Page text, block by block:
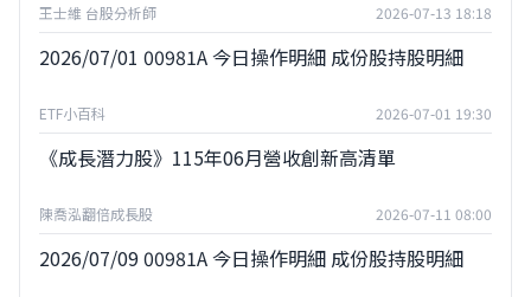
王士維 台股分析師 2026-07-13 18:18
2026/07/01 00981A 今日操作明細 成份股持股明細
ETF小百科 2026-07-01 19:30
《成長潛力股》115年06月營收創新高清單
陳喬泓翻倍成長股 2026-07-11 08:00
2026/07/09 00981A 今日操作明細 成份股持股明細